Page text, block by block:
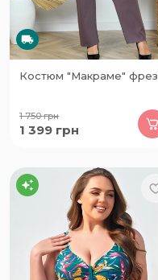
Костюм "Макраме" фрез
1 750грн
1 399 грн